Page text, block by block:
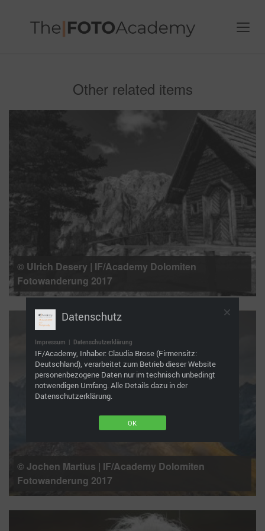
Other related items
© Ulrich Desery | IF/Academy Dolomiten
Fotowanderung 2017
© Jochen Martius | IF/Academy Dolomiten
Fotowanderung 2017
Datenschutz
Impressum | Datenschutzerklärung
IF/Academy, Inhaber: Claudia Brose (Firmensitz:
Deutschland), verarbeitet zum Betrieb dieser Website
personenbezogene Daten nur im technisch unbedingt
notwendigen Umfang. Alle Details dazu in der
Datenschutzerklärung.
OK